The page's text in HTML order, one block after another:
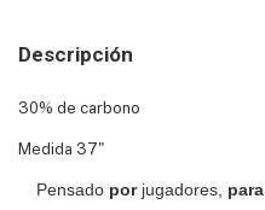
Descripción
30% de carbono
Medida 37"
Pensado porjugadores, para